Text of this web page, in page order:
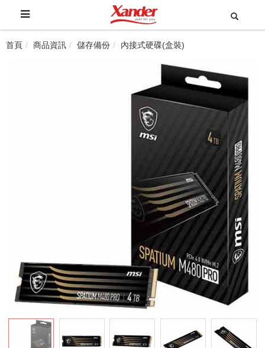
首頁 商品資訊 儲存備份 內接式硬碟(盒裝)